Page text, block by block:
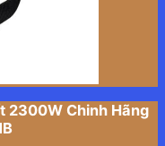
2300W Chinh Hãng